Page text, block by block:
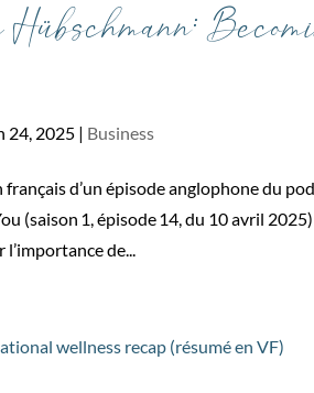
24, 2025 | Business
français d’un épisode anglophone du
(saison 1, épisode 14, du 10 avril
de...